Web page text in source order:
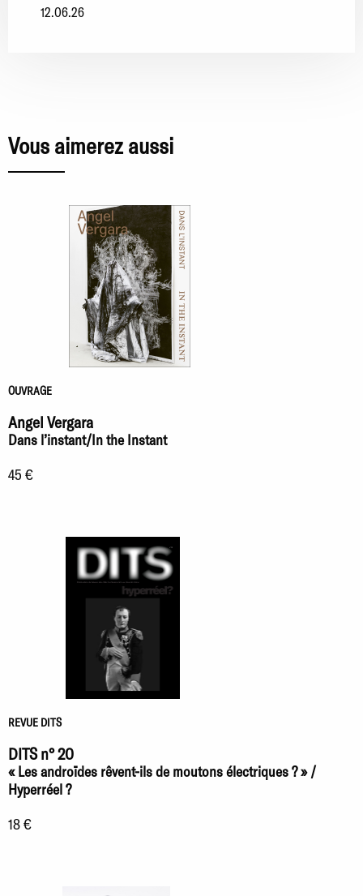
12.06.26
Vous aimerez aussi
OUVRAGE
Angel Vergara
Dans l’instant/In the Instant
45 €
REVUE DITS
DITS n° 20
« Les androïdes rêvent-ils de moutons électriques ? » /
Hyperréel ?
18 €